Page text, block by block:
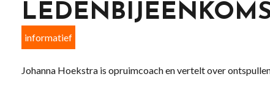
informatief
Johanna Hoekstra is opruimcoach en vertelt over